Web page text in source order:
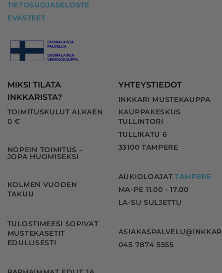
TIETOSUOJASELOSTE
EVÄSTEET
MIKSI TILATA
INKKARISTA?
TOIMITUSKULUT ALKAEN
0 €
NOPEIN TOIMITUS -
JOPA HUOMISEKSI
KOLMEN VUODEN
TAKUU
TULOSTIMEESI SOPIVAT
MUSTEKASETIT
EDULLISESTI
YHTEYSTIEDOT
INKKARI MUSTEKAUPPA
KAUPPAKESKUS
TULLINTORI
TULLIKATU 6
33100 TAMPERE
AUKIOLOAJAT TAMPERE
MA-PE 11.00 - 17.00
LA-SU SULJETTU
045 7874 5555